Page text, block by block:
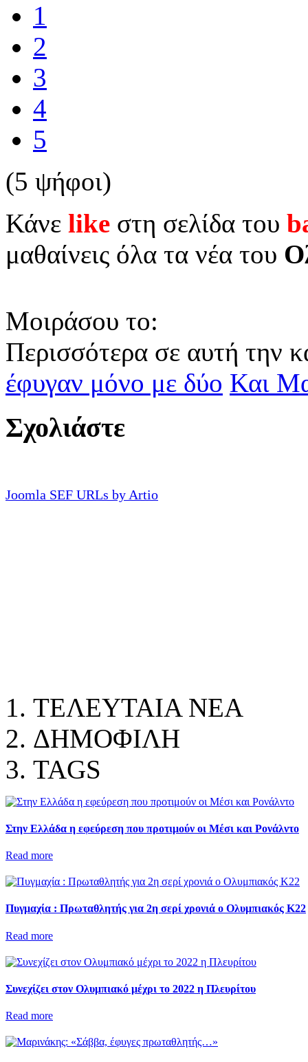
1
2
3
4
5
(5 ψήφοι)
Κάνε like στη σελίδα του
μαθαίνεις όλα τα νέα του
Μοιράσου το:
Περισσότερα σε αυτή την
έφυγαν μόνο με δύο Και
Σχολιάστε
Joomla SEF URLs by Artio
ΤΕΛΕΥΤΑΙΑ ΝΕΑ
ΔΗΜΟΦΙΛΗ
TAGS
Στην Ελλάδα η εφεύρεση που προτιμούν οι Μέσι και Ρονάλντο
Read more
Πυγμαχία : Πρωταθλητής για 2η σερί χρονιά ο Ολυμπιακός Κ22
Read more
Συνεχίζει στον Ολυμπιακό μέχρι το 2022 η Πλευρίτου
Read more